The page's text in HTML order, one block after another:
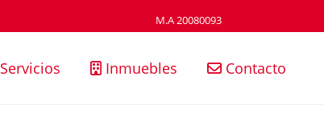
M.A 20080093
Servicios Inmuebles Contacto